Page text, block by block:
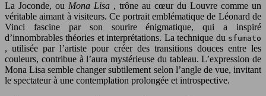
La Joconde, ou Mona Lisa , trône au cœur du Louvre comme un
véritable aimant à visiteurs. Ce portrait emblématique de Léonard de
Vinci fascine par son sourire énigmatique, qui a inspiré
d’innombrables théories et interprétations. La technique du sfumato
, utilisée par l’artiste pour créer des transitions douces entre les
couleurs, contribue à l’aura mystérieuse du tableau. L’expression de
Mona Lisa semble changer subtilement selon l’angle de vue, invitant
le spectateur à une contemplation prolongée et introspective.